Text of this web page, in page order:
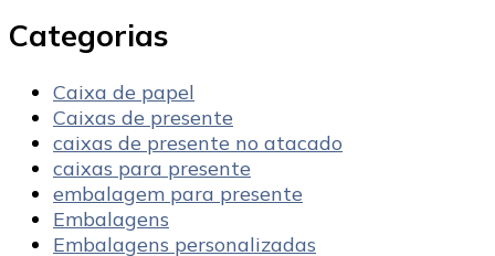
Categorias
Caixa de papel
Caixas de presente
caixas de presente no atacado
caixas para presente
embalagem para presente
Embalagens
Embalagens personalizadas